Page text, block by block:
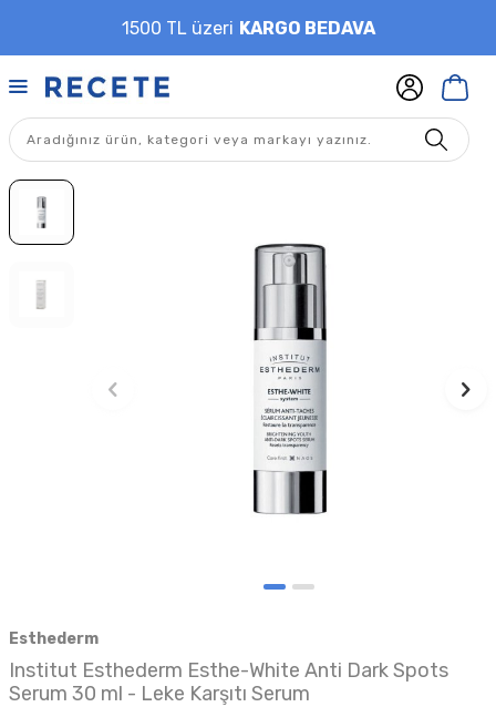
1500 TL üzeri KARGO BEDAVA
Esthederm
Institut Esthederm Esthe-White Anti Dark Spots
Serum 30 ml - Leke Karşıtı Serum